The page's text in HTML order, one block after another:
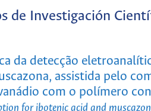
de Investigación
da detecção
assistida pelo
com o polímero
for ibotenic acid and